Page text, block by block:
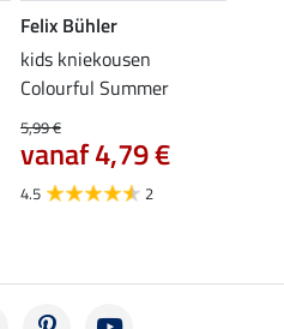
Felix Bühler
kids kniekousen
Colourful Summer
5,99 €
vanaf 4,79 €
4.5 2